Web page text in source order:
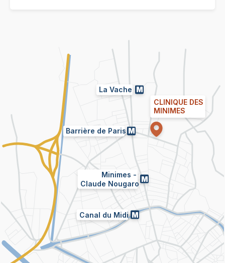
Canal du Midi
Barrière de Paris M
La Vache M
Minimes -
Claude Nougaro
M
CLINIQUE DES
MINIMES
M